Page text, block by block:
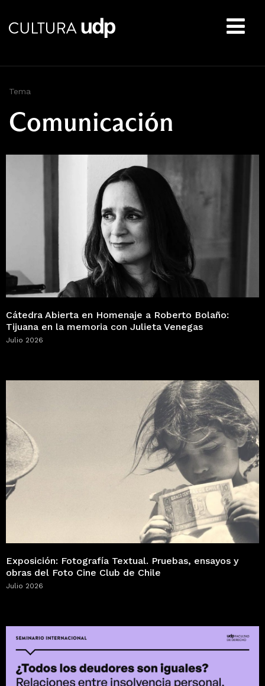
Tema
Comunicación
Cátedra Abierta en Homenaje a Roberto Bolaño:
Tijuana en la memoria con Julieta Venegas
Julio 2026
Exposición: Fotografía Textual. Pruebas, ensayos y
obras del Foto Cine Club de Chile
Julio 2026